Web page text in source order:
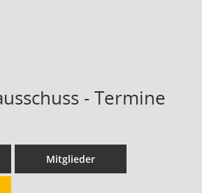
- Termine
Mitglieder